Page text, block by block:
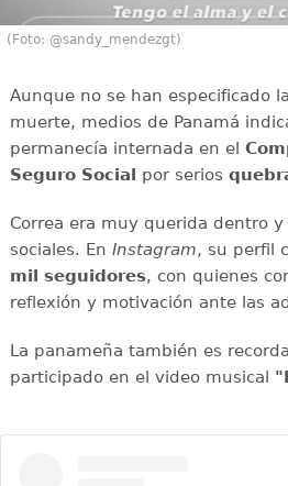
(Foto: @sandy_mendezgt)
Aunque no se han especificado
muerte, medios de Panamá
permanecía internada en el
Seguro Social por serios
Correa era muy querida dentro
sociales. En Instagram, su perfil
mil seguidores, con quienes
reflexión y motivación ante las
La panameña también es
participado en el video musical